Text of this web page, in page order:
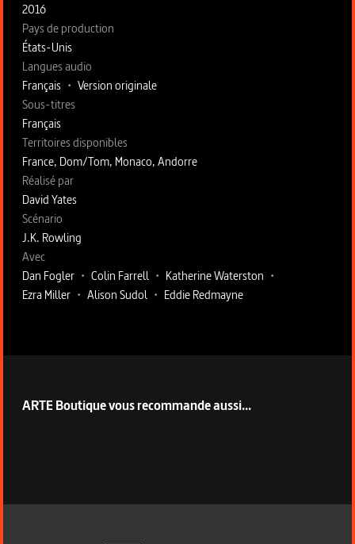
2016
Pays de production
États-Unis
Langues audio
Français • Version originale
Sous-titres
Français
Territoires disponibles
France, Dom/Tom, Monaco, Andorre
Fiche technique section droite
Réalisé par
David Yates
Scénario
J.K. Rowling
Avec
Dan Fogler • Colin Farrell • Katherine Waterston •
Ezra Miller • Alison Sudol • Eddie Redmayne
ARTE Boutique vous recommande aussi...